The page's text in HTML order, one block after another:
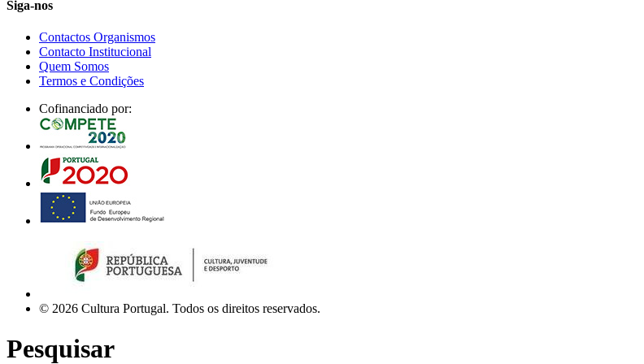
Siga-nos
Contactos Organismos
Contacto Institucional
Quem Somos
Termos e Condições
Cofinanciado por:
© 2026 Cultura Portugal. Todos os direitos reservados.
Pesquisar